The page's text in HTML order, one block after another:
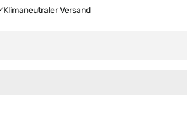
Klimaneutraler Versand